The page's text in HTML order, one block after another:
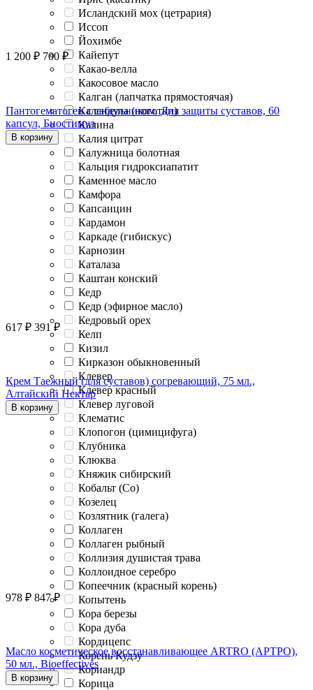
Исландский мох (цетрария)
Иссоп
Йохимбе
Кайепут
Какао-велла
Какосовое масло
Калган (лапчатка прямостоячая)
Календула (ноготки)
Калина
Калия цитрат
Калужница болотная
Кальция гидроксиапатит
Каменное масло
Камфора
Капсаицин
Кардамон
Каркаде (гибискус)
Карнозин
Каталаза
Каштан конский
Кедр
Кедр (эфирное масло)
Кедровый орех
Келп
Кизил
Кирказон обыкновенный
Клевер
Клевер красный
Клевер луговой
Клематис
Клопогон (цимицифуга)
Клубника
Клюква
Княжик сибирский
Кобальт (Co)
Козелец
Козлятник (галега)
Коллаген
Коллаген рыбный
Коллизия душистая трава
Коллоидное серебро
Копеечник (красный корень)
Копытень
Кора березы
Кора дуба
Кордицепс
Корень Кудзу
Кориандр
Корица
1 200 ₽ 700 ₽
Пантогематоген с сабельником. Для защиты суставов, 60
капсул, Биостимул
В корзину
617 ₽ 391 ₽
Крем Таежный (для суставов) согревающий, 75 мл.,
Алтайский Нектар
В корзину
978 ₽ 847 ₽
Масло косметическое восстанавливающее ARTRO (АРТРО),
50 мл., Bioeffectives
В корзину